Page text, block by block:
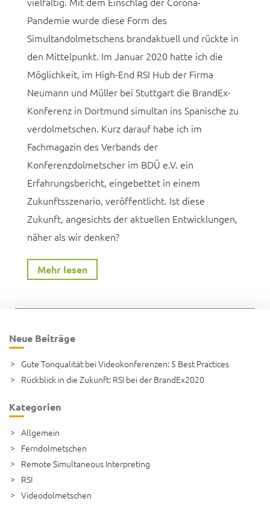
Pandemie wurde diese Form des
Simultandolmetschens brandaktuell und rückte in
den Mittelpunkt. Im Januar 2020 hatte ich die
Möglichkeit, im High-End RSI Hub der Firma
Neumann und Müller bei Stuttgart die BrandEx-
Konferenz in Dortmund simultan ins Spanische zu
verdolmetschen. Kurz darauf habe ich im
Fachmagazin des Verbands der
Konferenzdolmetscher im BDÜ e.V. ein
Erfahrungsbericht, eingebettet in einem
Zukunftsszenario, veröffentlicht. Ist diese
Zukunft, angesichts der aktuellen Entwicklungen,
näher als wir denken?
Mehr lesen
bei
der
Neue Beiträge
Gute Tonqualität bei Videokonferenzen: 5 Best Practices
Rückblick in die Zukunft: RSI bei der BrandEx2020
Kategorien
Allgemein
Ferndolmetschen
Remote Simultaneous Interpreting
RSI
Videodolmetschen